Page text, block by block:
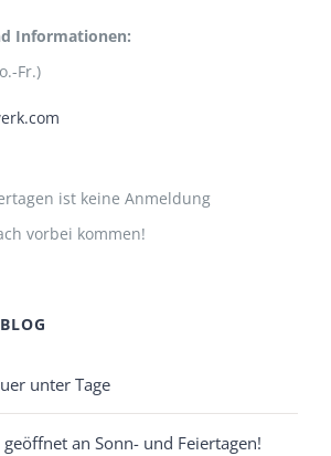
Informationen:
Fr.)
ist keine Anmeldung
vorbei kommen!
unter Tage
an Sonn- und Feiertagen!